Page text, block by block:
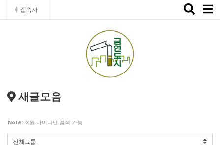
접속자
Toggle
새글모음
Note: 회원 아이디만 검색 가능